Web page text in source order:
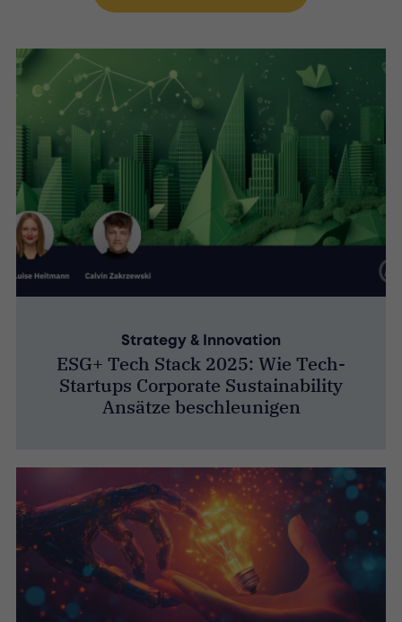
Strategy & Innovation
ESG+ Tech Stack 2025: Wie Tech-
Startups Corporate Sustainability
Ansätze beschleunigen